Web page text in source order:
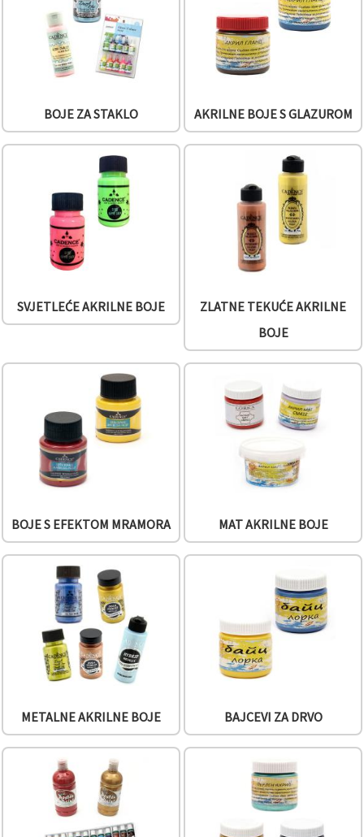
BOJE ZA STAKLO AKRILNE BOJE S GLAZUROM
SVJETLEĆE AKRILNE BOJE
ZLATNE TEKUĆE AKRILNE
BOJE
BOJE S EFEKTOM MRAMORA MAT AKRILNE BOJE
METALNE AKRILNE BOJE BAJCEVI ZA DRVO